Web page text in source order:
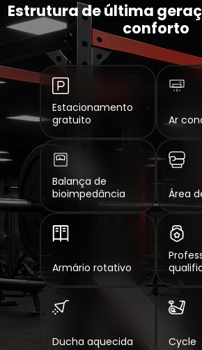
Estrutura de última
conforto
Estacionamento
gratuito
Ar
Balança de
bioimpedância
Área
Armário rotativo
Ducha aquecida Cycle